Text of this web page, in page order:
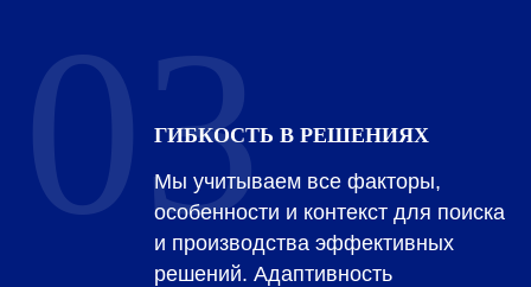
ГИБКОСТЬ В РЕШЕНИЯХ
Мы учитываем все факторы,
особенности и контекст для поиска
и производства эффективных
решений. Адаптивность
03